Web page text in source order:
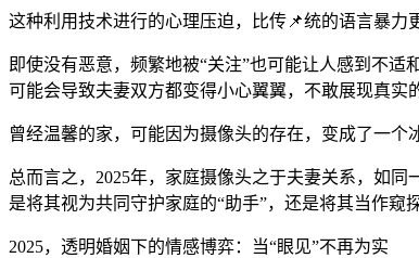
这种利用技术进行的心理压迫，比传📌统的语言暴力
即使没有恶意，频繁地被“关注”也可能让人感到不
可能会导致夫妻双方都变得小心翼翼，不敢展现真实
曾经温馨的家，可能因为摄像头的存在，变成了一个
总而言之，2025年，家庭摄像头之于夫妻关系，如
是将其视为共同守护家庭的“助手”，还是将其当作窥
2025，透明婚姻下的情感博弈：当“眼见”不再为实